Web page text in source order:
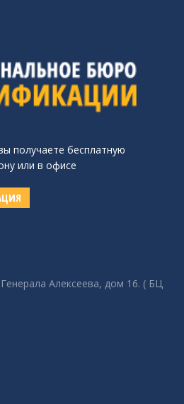
получаете бесплатную
или в офисе
Алексеева, дом 16. ( БЦ